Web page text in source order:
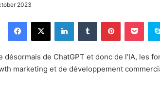
2023
de ChatGPT et donc de l’IA, les
marketing et de développement